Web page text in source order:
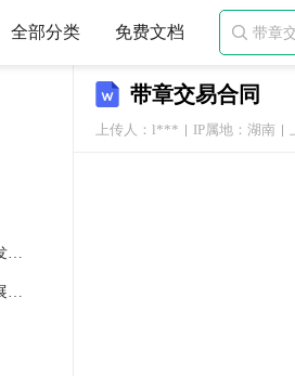
全部分类 免费文档 
带章交易合同
上传人：l*** IP属地：湖南
2026-2030中国工业糖酶行业发展动态与需求前景预测报告
2026-2030中国异菌脲行业发展趋势与需求前景预测报告